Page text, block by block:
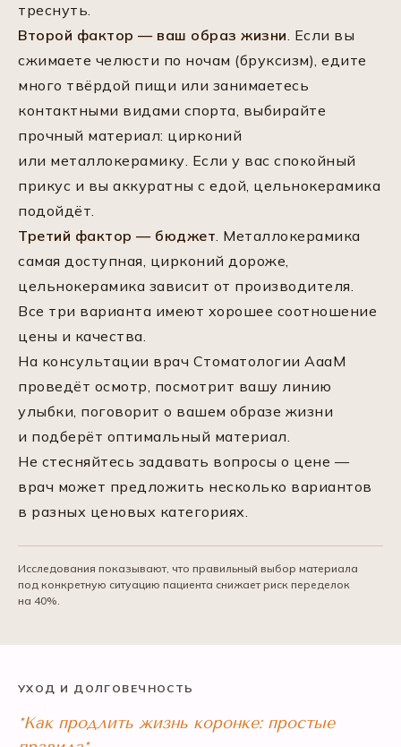
треснуть.
Второй фактор — ваш образ жизни. Если вы
сжимаете челюсти по ночам (бруксизм), едите
много твёрдой пищи или занимаетесь
контактными видами спорта, выбирайте
прочный материал: цирконий
или металлокерамику. Если у вас спокойный
прикус и вы аккуратны с едой, цельнокерамика
подойдёт.
Третий фактор — бюджет. Металлокерамика
самая доступная, цирконий дороже,
цельнокерамика зависит от производителя.
Все три варианта имеют хорошее соотношение
цены и качества.
На консультации врач Стоматологии АааМ
проведёт осмотр, посмотрит вашу линию
улыбки, поговорит о вашем образе жизни
и подберёт оптимальный материал.
Не стесняйтесь задавать вопросы о цене —
врач может предложить несколько вариантов
в разных ценовых категориях.
Исследования показывают, что правильный выбор материала
под конкретную ситуацию пациента снижает риск переделок
на 40%.
УХОД И ДОЛГОВЕЧНОСТЬ
*Как продлить жизнь коронке: простые